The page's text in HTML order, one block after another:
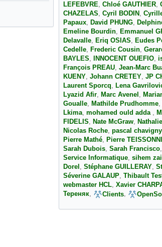
LEFEBVRE, Chloé GAUTHIER,
CHAZELAS, Cyril BODIN ,
Papaux, David PHUNG,
Emeline Bourdin, Emmanuel
Delavalle, Eriq OSIAS, Eudes
Cedelle, Frederic Cousin,
BAYLES, INNOCENT OUEFIO,
François PREAU, Jean-Marc
KUENY, Johann CRETEY, JP
Laurent Sporcq, Lena
Lyazid Afir, Marc Avenel ,
Goualle, Mathilde Prudhomme,
Lkima, mohamed ould adda ,
FIDELIS, Nate McGraw,
Nicolas Roche, pascal chavigny
Pierre Mathé, Pierre
Sarah Dubois, Sarah Francisco,
Service Informatique, sihem
Dorel , Stéphane GUILLERAY,
Séverine GALAUP, Thibault
webmaster HCL, Xavier
Тереняк, Clients,